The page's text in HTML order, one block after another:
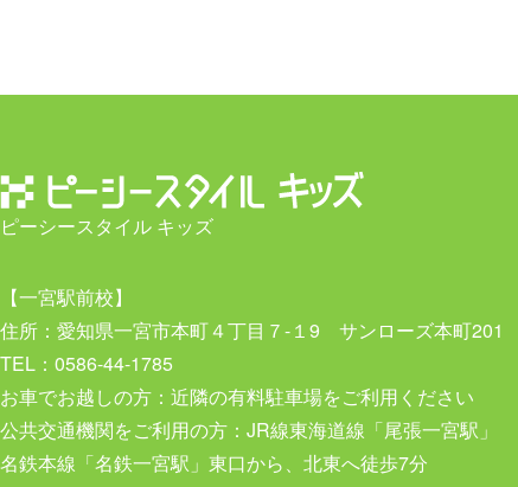
ピーシースタイル キッズ
【一宮駅前校】
住所：愛知県一宮市本町４丁目７-１9 サンローズ本町201
TEL：0586-44-1785
お車でお越しの方：近隣の有料駐車場をご利用ください
公共交通機関をご利用の方：JR線東海道線「尾張一宮駅」
名鉄本線「名鉄一宮駅」東口から、北東へ徒歩7分